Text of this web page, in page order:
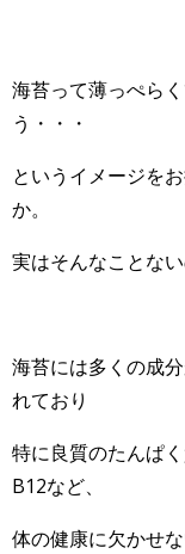
海苔って薄っぺら
う・・・
というイメージを
か。
実はそんなことな
海苔には多くの成
れており
特に良質のたんぱ
B12など、
体の健康に欠かせ